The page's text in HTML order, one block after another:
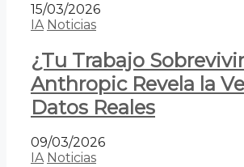
15/03/2026
IA Noticias
¿Tu Trabajo
Anthropic Revela la
Datos Reales
09/03/2026
IA Noticias